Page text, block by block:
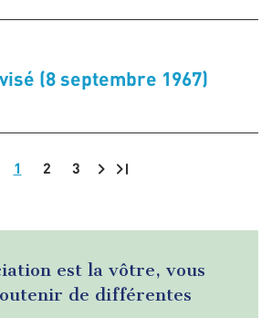
(8 septembre 1967)
1 2 3
est la vôtre, vous
de différentes